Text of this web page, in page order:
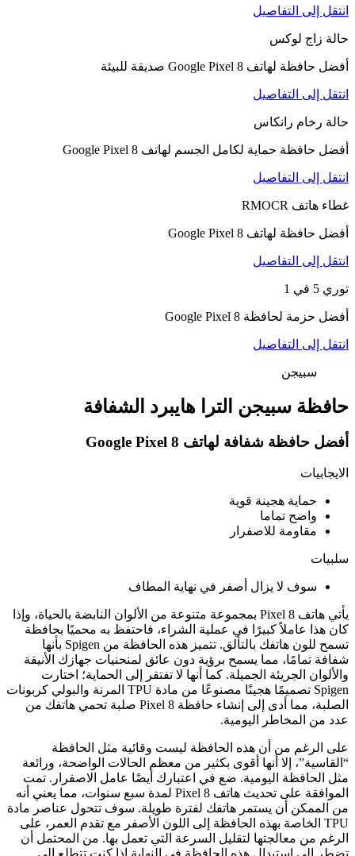
انتقل إلى التفاصيل
حالة زاج لوكس
أفضل حافظة لهاتف Google Pixel 8 صديقة للبيئة
انتقل إلى التفاصيل
حالة رخام رانكاس
أفضل حافظة حماية لكامل الجسم لهاتف Google Pixel 8
انتقل إلى التفاصيل
غطاء هاتف RMOCR
أفضل حافظة لهاتف Google Pixel 8
انتقل إلى التفاصيل
توري 5 في 1
أفضل حزمة لحافظة Google Pixel 8
انتقل إلى التفاصيل
سبيجن
حافظة سبيجن الترا هايبرد الشفافة
أفضل حافظة شفافة لهاتف Google Pixel 8
الايجابيات
حماية هجينة قوية
واضح تماما
مقاومة للاصفرار
سلبيات
سوف لا يزال أصفر في نهاية المطاف
يأتي هاتف Pixel 8 بمجموعة متنوعة من الألوان النابضة بالحياة، وإذا
كان هذا عاملاً كبيرًا في عملية الشراء، فاحتفظ به محميًا بحافظة
تسمح للون هاتفك بالتألق. تتميز هذه الحافظة من Spigen بأنها
شفافة تمامًا، مما يسمح برؤية دون عائق لمنحنيات جهازك الأنيقة
والألوان الجريئة الجميلة. كما أنها لا تفتقر إلى الحماية؛ اختارت
Spigen تصميمًا هجينًا مصنوعًا من مادة TPU المرنة والبولي كربونات
الصلبة، مما أدى إلى إنشاء حافظة Pixel 8 صلبة تحمي هاتفك من
عدد من المخاطر اليومية.
على الرغم من أن هذه الحافظة ليست وقائية مثل الحافظة
“القاسية”، إلا أنها أقوى بكثير من معظم الحالات الواضحة، ورائعة
مثل الحافظة اليومية. ضع في اعتبارك أيضًا عامل الاصفرار. تمت
الموافقة على تحديث هاتف Pixel 8 لمدة سبع سنوات، مما يعني أنه
من الممكن أن يستمر هاتفك لفترة طويلة. سوف تتحول عناصر مادة
TPU الخاصة بهذه الحافظة إلى اللون الأصفر مع تقدم العمر، على
الرغم من معالجتها لتقليل السرعة التي تعمل بها. من المحتمل أن